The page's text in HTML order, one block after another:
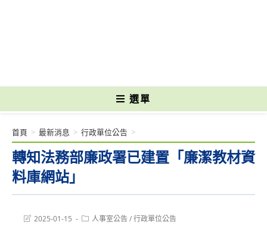
選單
轉知法務部廉政署已建置「廉潔教材資
料庫網站」
首頁 > 最新消息 > 行政單位公告 >
Post2025-01-15
Post人事室公告/行政單位公告